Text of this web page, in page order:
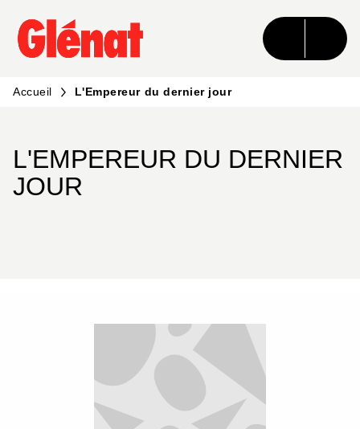
MENU RECHERCHE CONTENU
PIED DE PAGE
Accueil L'Empereur du dernier jour
L'EMPEREUR DU DERNIER
JOUR